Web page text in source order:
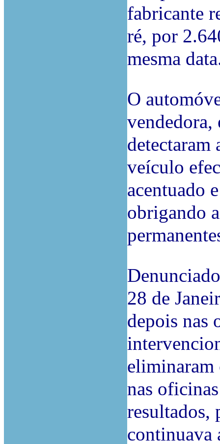
fabricante
ré, por
mesma
O
vendedora,
detectaram
veículo
acentuado
obrigando
28 de
depois nas
eliminaram
nas
resultados,
continuava